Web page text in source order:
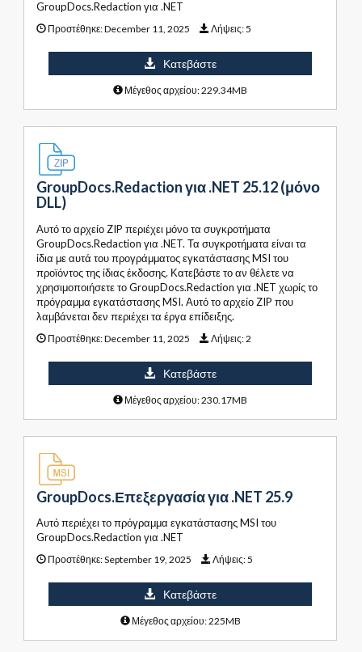
GroupDocs.Redaction για .NET
Προστέθηκε:December 11, 2025 Λήψεις:5
Κατεβάστε
Μέγεθος αρχείου: 229.34MB
GroupDocs.Redaction για .NET 25.12 (μόνο
DLL)
Αυτό το αρχείο ZIP περιέχει μόνο τα συγκροτήματα
GroupDocs.Redaction για .NET. Τα συγκροτήματα είναι τα
ίδια με αυτά του προγράμματος εγκατάστασης MSI του
προϊόντος της ίδιας έκδοσης. Κατεβάστε το αν θέλετε να
χρησιμοποιήσετε το GroupDocs.Redaction για .NET χωρίς το
πρόγραμμα εγκατάστασης MSI. Αυτό το αρχείο ZIP που
λαμβάνεται δεν περιέχει τα έργα επίδειξης.
Προστέθηκε:December 11, 2025 Λήψεις:2
Κατεβάστε
Μέγεθος αρχείου: 230.17MB
GroupDocs.Επεξεργασία για .NET 25.9
Αυτό περιέχει το πρόγραμμα εγκατάστασης MSI του
GroupDocs.Redaction για .NET
Προστέθηκε:September 19, 2025 Λήψεις:5
Κατεβάστε
Μέγεθος αρχείου: 225MB